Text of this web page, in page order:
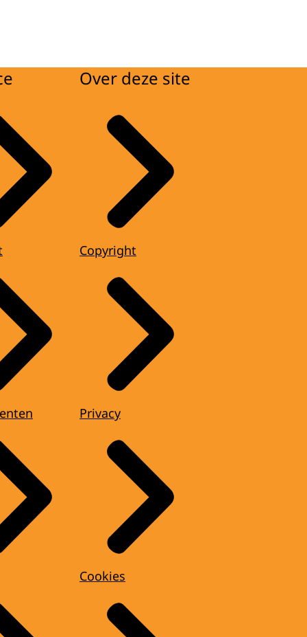
Over deze site
Copyright
Privacy
Cookies